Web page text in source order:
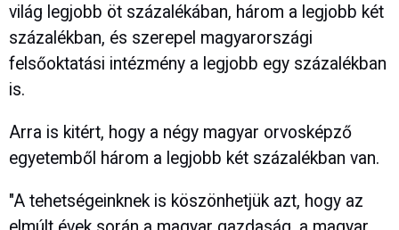
világ legjobb öt százalékában, három a legjobb két
százalékban, és szerepel magyarországi
felsőoktatási intézmény a legjobb egy százalékban
is.
Arra is kitért, hogy a négy magyar orvosképző
egyetemből három a legjobb két százalékban van.
"A tehetségeinknek is köszönhetjük azt, hogy az